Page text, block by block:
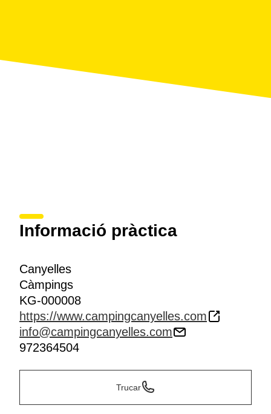
Informació pràctica
Canyelles
Càmpings
KG-000008
https://www.campingcanyelles.com
info@campingcanyelles.com
972364504
Trucar